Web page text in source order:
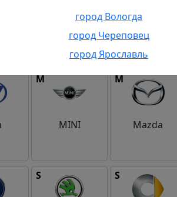
город Вологда
город Череповец
город Ярославль
Haval Honda
M
MINI
M
Mazda
S S